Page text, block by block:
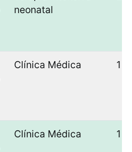
neonatal
Clínica Médica 1
Clínica Médica 1